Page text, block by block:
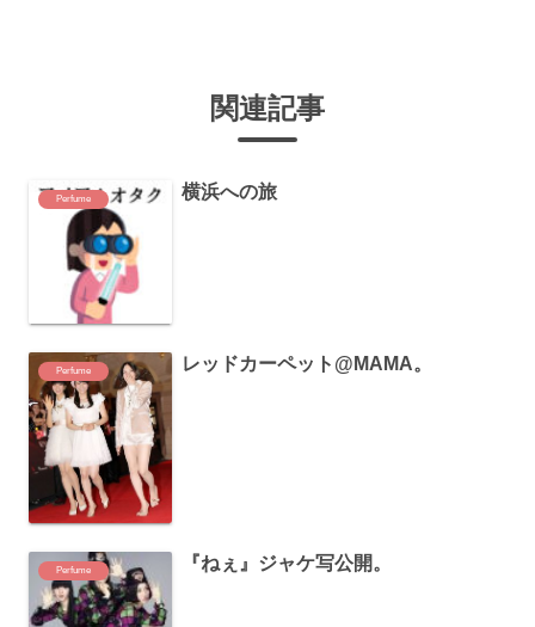
関連記事
Perfume 横浜への旅
Perfume レッドカーペット@MAMA。
Perfume 『ねぇ』ジャケ写公開。